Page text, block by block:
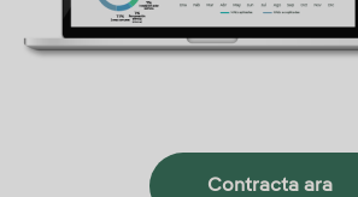
Contracta ara